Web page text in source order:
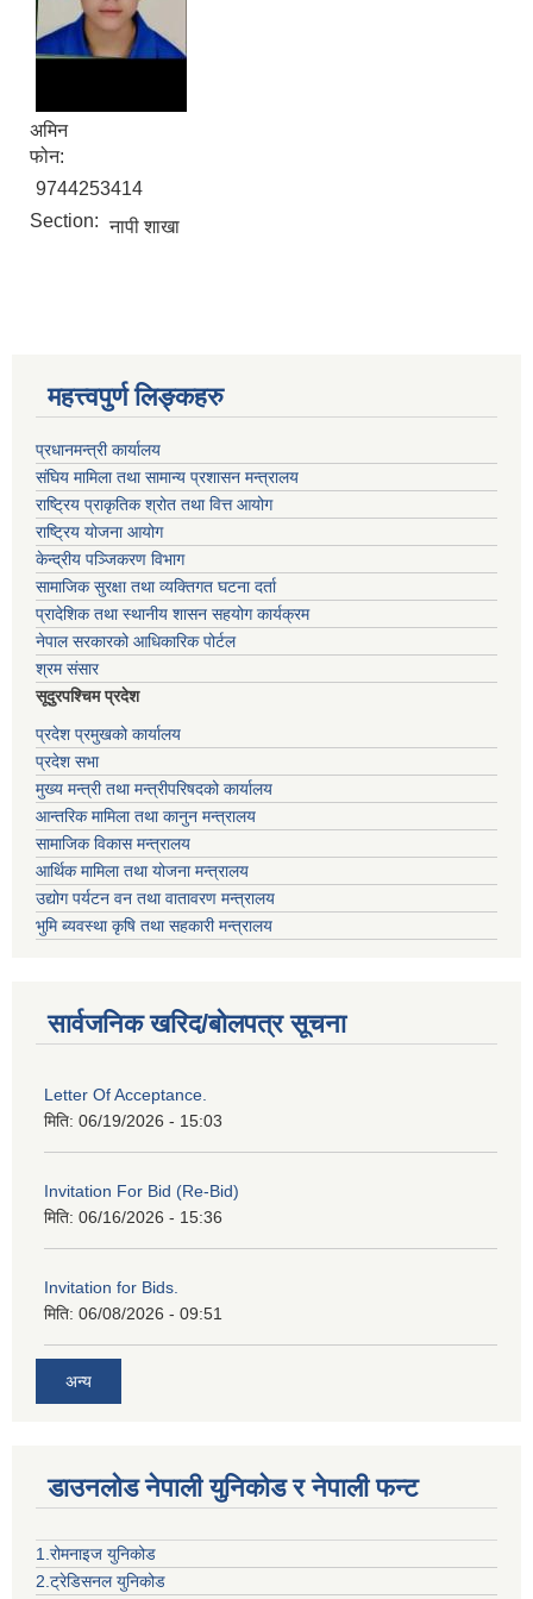
अमिन
फोन:
9744253414
Section: नापी शाखा
महत्त्वपुर्ण लिङ्कहरु
प्रधानमन्त्री कार्यालय
संघिय मामिला तथा सामान्य प्रशासन मन्त्रालय
राष्ट्रिय प्राकृतिक श्रोत तथा वित्त आयोग
राष्ट्रिय योजना आयोग
केन्द्रीय पञ्जिकरण विभाग
सामाजिक सुरक्षा तथा व्यक्तिगत घटना दर्ता
प्रादेशिक तथा स्थानीय शासन सहयोग कार्यक्रम
नेपाल सरकारको आधिकारिक पोर्टल
श्रम संसार
सूदुरपश्चिम प्रदेश
प्रदेश प्रमुखको कार्यालय
प्रदेश सभा
मुख्य मन्त्री तथा मन्त्रीपरिषदको कार्यालय
आन्तरिक मामिला तथा कानुन मन्त्रालय
सामाजिक विकास मन्त्रालय
आर्थिक मामिला तथा योजना मन्त्रालय
उद्योग पर्यटन वन तथा वातावरण मन्त्रालय
भुमि ब्यवस्था कृषि तथा सहकारी मन्त्रालय
सार्वजनिक खरिद/बोलपत्र सूचना
Letter Of Acceptance.
मिति: 06/19/2026 - 15:03
Invitation For Bid (Re-Bid)
मिति: 06/16/2026 - 15:36
Invitation for Bids.
मिति: 06/08/2026 - 09:51
अन्य
डाउनलोड नेपाली युनिकोड र नेपाली फन्ट
1.रोमनाइज युनिकोड
2.ट्रेडिसनल युनिकोड